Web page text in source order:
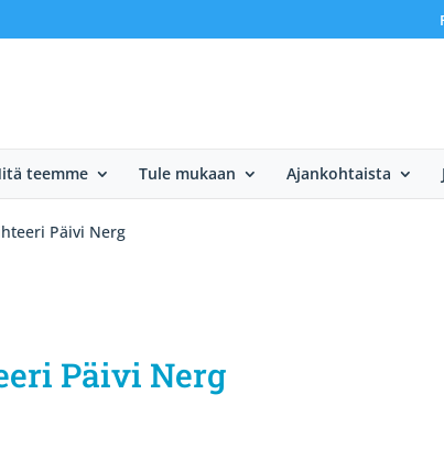
teemme Tule mukaan Ajankohtaista
Päivi Nerg
Päivi Nerg